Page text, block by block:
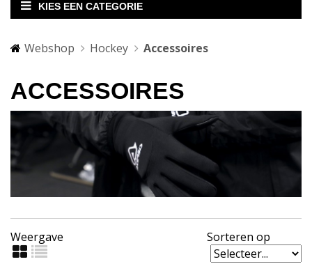
KIES EEN CATEGORIE
Webshop Hockey Accessoires
ACCESSOIRES
Weergave Sorteren op